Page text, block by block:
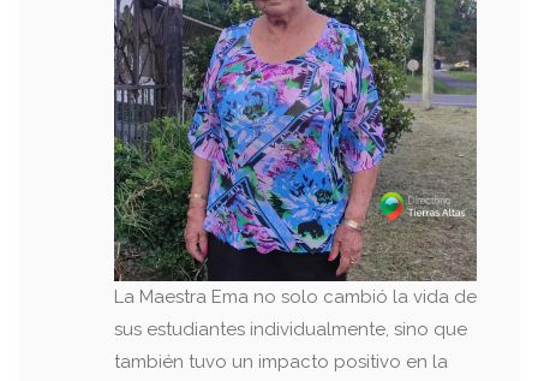
La Maestra Ema no solo cambió la vida de
sus estudiantes individualmente, sino que
también tuvo un impacto positivo en la